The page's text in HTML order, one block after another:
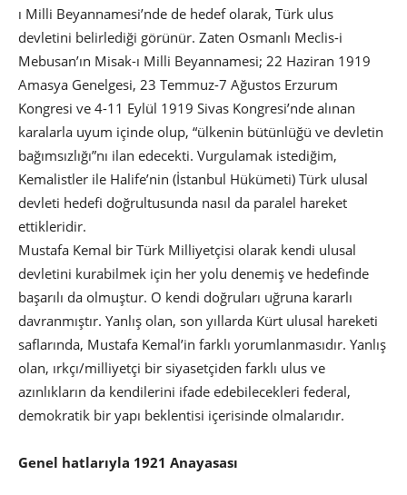
ı Milli Beyannamesi’nde de hedef olarak, Türk ulus
devletini belirlediği görünür. Zaten Osmanlı Meclis-i
Mebusan’ın Misak-ı Milli Beyannamesi; 22 Haziran 1919
Amasya Genelgesi, 23 Temmuz-7 Ağustos Erzurum
Kongresi ve 4-11 Eylül 1919 Sivas Kongresi’nde alınan
karalarla uyum içinde olup, “ülkenin bütünlüğü ve devletin
bağımsızlığı”nı ilan edecekti. Vurgulamak istediğim,
Kemalistler ile Halife’nin (İstanbul Hükümeti) Türk ulusal
devleti hedefi doğrultusunda nasıl da paralel hareket
ettikleridir.
Mustafa Kemal bir Türk Milliyetçisi olarak kendi ulusal
devletini kurabilmek için her yolu denemiş ve hedefinde
başarılı da olmuştur. O kendi doğruları uğruna kararlı
davranmıştır. Yanlış olan, son yıllarda Kürt ulusal hareketi
saflarında, Mustafa Kemal’in farklı yorumlanmasıdır. Yanlış
olan, ırkçı/milliyetçi bir siyasetçiden farklı ulus ve
azınlıkların da kendilerini ifade edebilecekleri federal,
demokratik bir yapı beklentisi içerisinde olmalarıdır.
Genel hatlarıyla 1921 Anayasası